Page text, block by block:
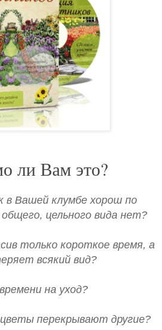
ли Вам это?
в Вашей клумбе хорош по
цельного вида нет?
только короткое время, а
всякий вид?
на уход?
перекрывают другие?